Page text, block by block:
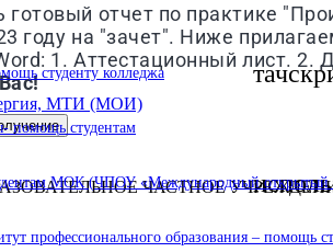
студенту колледжа
помощь студентам
МОК (ЧПОУ «Международный открытый
профессионального образования – помощь
отчет по практике
году на "зачет". Ниже
1. Аттестационный лист.
МТИ (МОИ)
ЧАСТНОЕ